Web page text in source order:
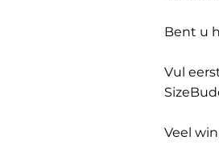
Bent u
Vul
Veel